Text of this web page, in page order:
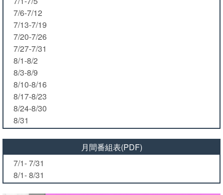
7/6-7/12
7/13-7/19
7/20-7/26
7/27-7/31
8/1-8/2
8/3-8/9
8/10-8/16
8/17-8/23
8/24-8/30
8/31
月間番組表(PDF)
7/1- 7/31
8/1- 8/31